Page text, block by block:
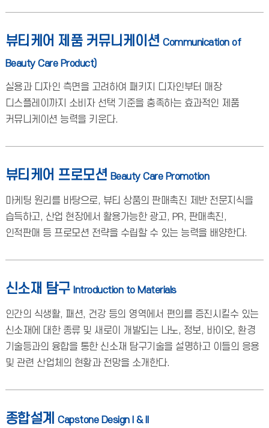
뷰티케어 제품 커뮤니케이션 Communication of
Beauty Care Product)
실용과 디자인 측면을 고려하여 패키지 디자인부터 매장
디스플레이까지 소비자 선택 기준을 충족하는 효과적인 제품
커뮤니케이션 능력을 키운다.
뷰티케어 프로모션 Beauty Care Promotion
마케팅 원리를 바탕으로, 뷰티 상품의 판매촉진 제반 전문지식을
습득하고, 산업 현장에서 활용가능한 광고, PR, 판매촉진,
인적판매 등 프로모션 전략을 수립할 수 있는 능력을 배양한다.
신소재 탐구 Introduction to Materials
인간의 식생활, 패션, 건강 등의 영역에서 편의를 증진시킬수 있는
신소재에 대한 종류 및 새로이 개발되는 나노, 정보, 바이오, 환경
기술등과의 융합을 통한 신소재 탐구기술을 설명하고 이들의 응용
및 관련 산업체의 현황과 전망을 소개한다.
종합설계 Capstone Design I & II